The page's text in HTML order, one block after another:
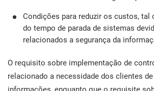
Condições para reduzir os custos, tal
do tempo de parada de sistemas
relacionados a segurança da
O requisito sobre implementação de
relacionado a necessidade dos clientes